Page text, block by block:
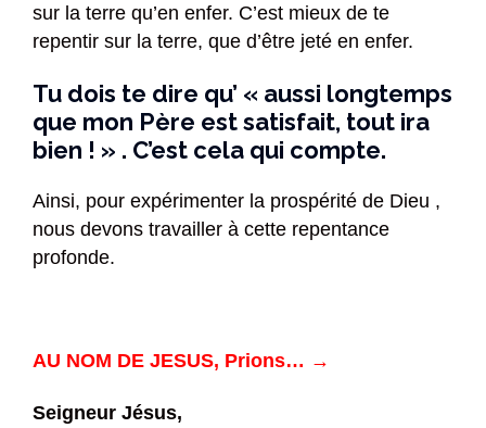
sur la terre qu’en enfer. C’est mieux de te
repentir sur la terre, que d’être jeté en enfer.
Tu dois te dire qu’ « aussi longtemps
que mon Père est satisfait, tout ira
bien ! » . C’est cela qui compte.
Ainsi, pour expérimenter la prospérité de Dieu ,
nous devons travailler à cette repentance
profonde.
AU NOM DE JESUS, Prions… →
Seigneur Jésus,